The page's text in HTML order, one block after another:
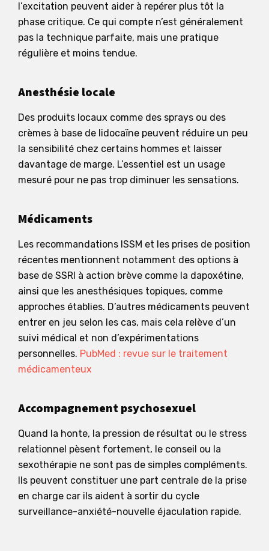
l’excitation peuvent aider à repérer plus tôt la
phase critique. Ce qui compte n’est généralement
pas la technique parfaite, mais une pratique
régulière et moins tendue.
Anesthésie locale
Des produits locaux comme des sprays ou des
crèmes à base de lidocaïne peuvent réduire un peu
la sensibilité chez certains hommes et laisser
davantage de marge. L’essentiel est un usage
mesuré pour ne pas trop diminuer les sensations.
Médicaments
Les recommandations ISSM et les prises de position
récentes mentionnent notamment des options à
base de SSRI à action brève comme la dapoxétine,
ainsi que les anesthésiques topiques, comme
approches établies. D’autres médicaments peuvent
entrer en jeu selon les cas, mais cela relève d’un
suivi médical et non d’expérimentations
personnelles. PubMed : revue sur le traitement
médicamenteux
Accompagnement psychosexuel
Quand la honte, la pression de résultat ou le stress
relationnel pèsent fortement, le conseil ou la
sexothérapie ne sont pas de simples compléments.
Ils peuvent constituer une part centrale de la prise
en charge car ils aident à sortir du cycle
surveillance-anxiété-nouvelle éjaculation rapide.